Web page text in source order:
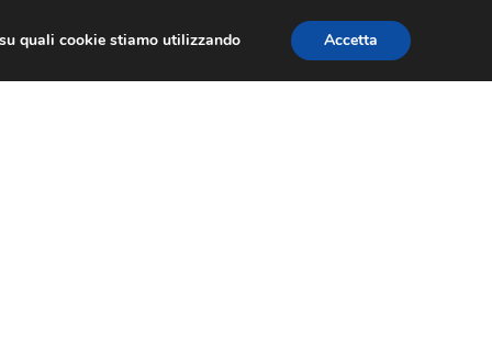
quali cookie stiamo utilizzando Accetta